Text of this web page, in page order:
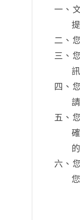
一、
二、
三、
四、
五、
六、